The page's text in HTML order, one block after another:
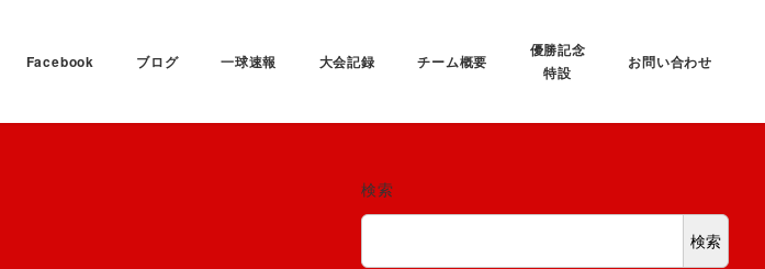
Facebook ブログ 一球速報 大会記録 チーム概要
優勝記念
特設
お問い合わせ
検索
検索